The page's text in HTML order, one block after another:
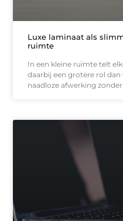
Luxe laminaat als
ruimte
In een kleine ruimte telt
daarbij een grotere rol dan
naadloze afwerking